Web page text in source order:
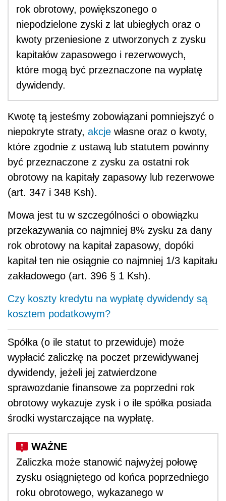
rok obrotowy, powiększonego o
niepodzielone zyski z lat ubiegłych oraz o
kwoty przeniesione z utworzonych z zysku
kapitałów zapasowego i rezerwowych,
które mogą być przeznaczone na wypłatę
dywidendy.
Kwotę tą jesteśmy zobowiązani pomniejszyć o
niepokryte straty, akcje własne oraz o kwoty,
które zgodnie z ustawą lub statutem powinny
być przeznaczone z zysku za ostatni rok
obrotowy na kapitały zapasowy lub rezerwowe
(art. 347 i 348 Ksh).
Mowa jest tu w szczególności o obowiązku
przekazywania co najmniej 8% zysku za dany
rok obrotowy na kapitał zapasowy, dopóki
kapitał ten nie osiągnie co najmniej 1/3 kapitału
zakładowego (art. 396 § 1 Ksh).
Czy koszty kredytu na wypłatę dywidendy są
kosztem podatkowym?
Spółka (o ile statut to przewiduje) może
wypłacić zaliczkę na poczet przewidywanej
dywidendy, jeżeli jej zatwierdzone
sprawozdanie finansowe za poprzedni rok
obrotowy wykazuje zysk i o ile spółka posiada
środki wystarczające na wypłatę.
Zaliczka może stanowić najwyżej połowę
zysku osiągniętego od końca poprzedniego
roku obrotowego, wykazanego w